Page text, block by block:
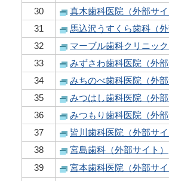
30
真木歯科医院（外部サイ
31
馬込沢うすくら歯科（外
32
マーブル歯科クリニック
33
みずさわ歯科医院（外部
34
みちのべ歯科医院（外部
35
みつはし歯科医院（外部
36
みつもり歯科医院（外部
37
皆川歯科医院（外部サイ
38
宮島歯科（外部サイト）
39
宮本歯科医院（外部サイ